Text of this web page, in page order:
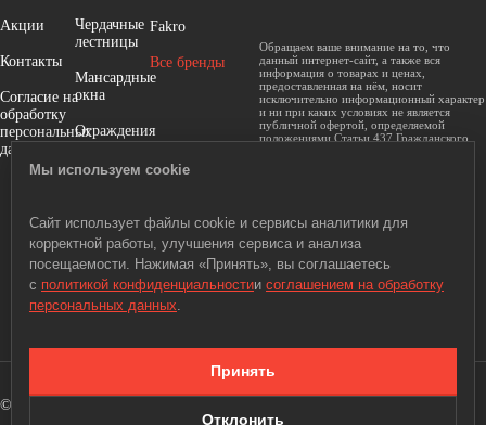
Акции
Контакты
Согласие на
обработку
персональных
данных
Чердачные
лестницы
Мансардные
окна
Ограждения
Водосточные
Системы
водоотведения
Террасная
доска
Fakro
Все бренды
Обращаем ваше внимание на то, что
данный интернет-сайт, а также вся
информация о товарах и ценах,
предоставленная на нём, носит
исключительно информационный характер
и ни при каких условиях не является
публичной офертой, определяемой
положениями Статьи 437 Гражданского
© 2010—2026 «Строй-Кровля» - кровельные
Мы используем cookie
Сайт использует файлы cookie и сервисы аналитики для
корректной работы, улучшения сервиса и анализа
посещаемости. Нажимая «Принять», вы соглашаетесь
с политикой конфиденциальностии соглашением на обработку
персональных данных.
Принять
Отклонить